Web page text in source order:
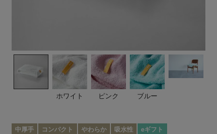
ホワイト ピンク ブルー
中厚手 コンパクト やわらか 吸水性 eギフト